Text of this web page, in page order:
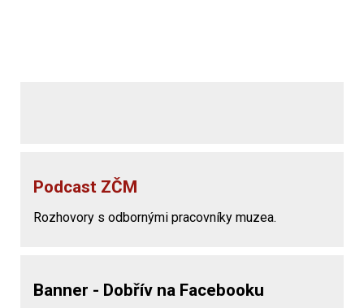
Podcast ZČM
Rozhovory s odbornými pracovníky muzea.
Banner - Dobřív na Facebooku